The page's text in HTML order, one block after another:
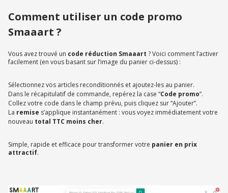
Comment utiliser un code promo
Smaaart ?
Vous avez trouvé un code réduction Smaaart ? Voici comment l’activer
facilement (en vous basant sur l’image du panier ci-dessus) :
Sélectionnez vos articles reconditionnés et ajoutez-les au panier.
Dans le récapitulatif de commande, repérez la case “Code promo”.
Collez votre code dans le champ prévu, puis cliquez sur “Ajouter”.
La remise s’applique instantanément : vous voyez immédiatement votre
nouveau total TTC moins cher.
Simple, rapide et efficace pour transformer votre panier en prix
attractif.